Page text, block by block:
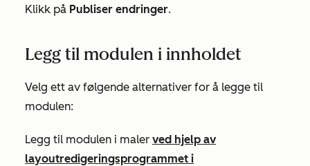
Klikk på Publiser endringer.
Legg til modulen i innholdet
Velg ett av følgende alternativer for å legge til
modulen:
Legg til modulen i maler ved hjelp av
layoutredigeringsprogrammet i